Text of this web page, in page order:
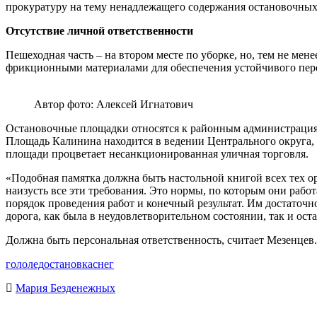
прокуратуру на тему ненадлежащего содержания
Отсутствие личной ответственности
Пешеходная часть – на втором месте по уборке, но, тем не
фрикционными материалами для обеспечения устойчивого
Автор фото: Алексей Игнатович
Остановочные площадки относятся к районным
Площадь Калинина находится в ведении Центрального округа,
площади процветает несанкционированная уличная торговля.
«Подобная памятка должна быть настольной книгой всех тех
наизусть все эти требования. Это нормы, по которым они
порядок проведения работ и конечный результат. Им
дорога, как была в неудовлетворительном состоянии, так и
Должна быть персональная ответственность, считает
гололедостановкаснег
Мария Безденежных